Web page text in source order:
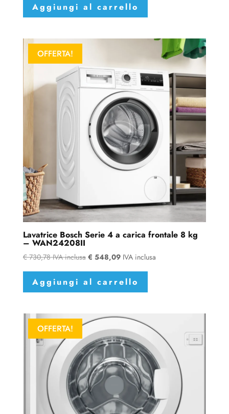
Aggiungi al carrello
OFFERTA!
Lavatrice Bosch Serie 4 a carica frontale 8 kg
– WAN24208II
€730,78 IVA inclusa € 548,09 IVA inclusa
Aggiungi al carrello
OFFERTA!